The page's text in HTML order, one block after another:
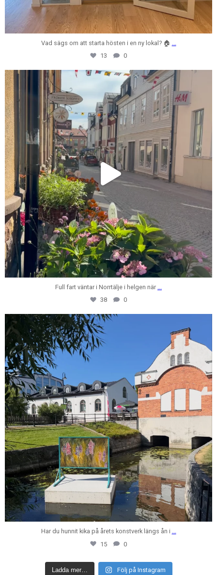
Vad sägs om att starta hösten i en ny lokal? 🏠
13
0
centrumfastigheter
Jul 31
Full fart väntar i Norrtälje i helgen när
38
0
centrumfastigheter
Jul 28
Har du hunnit kika på årets konstverk längs ån i ...
15
0
Ladda mer… Följ på Instagram